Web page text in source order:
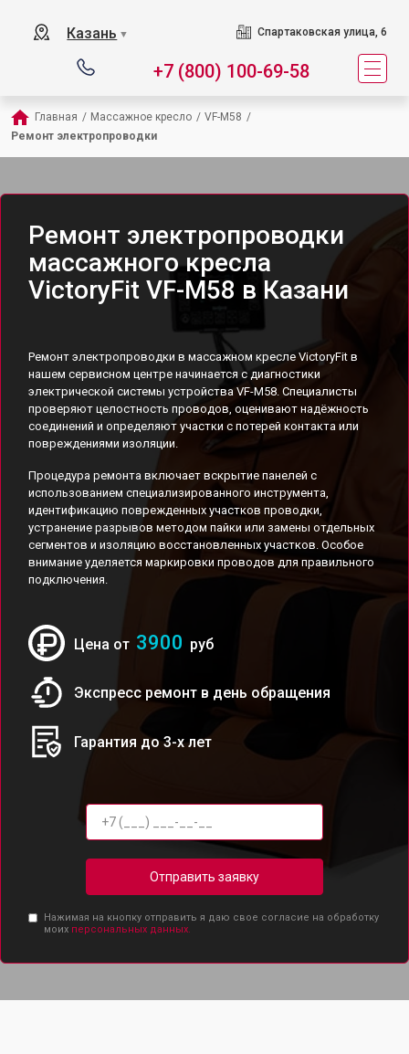
Казань ▼ Спартаковская улица, 6
+7 (800) 100-69-58
Главная / Массажное кресло / VF-M58 /
Ремонт электропроводки
Ремонт электропроводки
массажного кресла
VictoryFit VF-M58 в Казани
Ремонт электропроводки в массажном кресле VictoryFit в
нашем сервисном центре начинается с диагностики
электрической системы устройства VF-M58. Специалисты
проверяют целостность проводов, оценивают надёжность
соединений и определяют участки с потерей контакта или
повреждениями изоляции.
Процедура ремонта включает вскрытие панелей с
использованием специализированного инструмента,
идентификацию поврежденных участков проводки,
устранение разрывов методом пайки или замены отдельных
сегментов и изоляцию восстановленных участков. Особое
внимание уделяется маркировки проводов для правильного
подключения.
Цена от 3900 руб
Экспресс ремонт в день обращения
Гарантия до 3-х лет
Отправить заявку
Нажимая на кнопку отправить я даю свое согласие на обработку
моих персональных данных.